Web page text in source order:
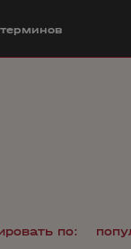
по: